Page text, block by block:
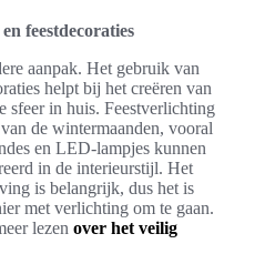
feestdecoraties
aanpak. Het gebruik van
helpt bij het creëren van
sfeer in huis. Feestverlichting
de wintermaanden, vooral
en LED-lampjes kunnen
in de interieurstijl. Het
is belangrijk, dus het is
met verlichting om te gaan.
lezen over het veilig